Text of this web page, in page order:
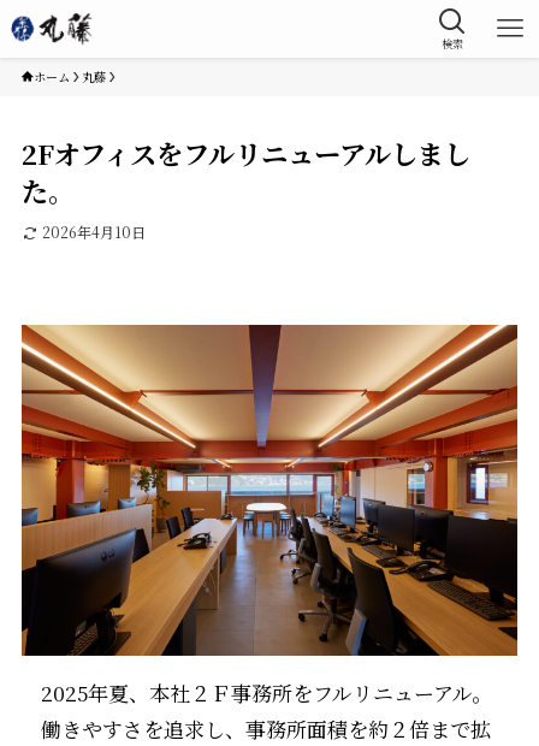
検索
ホーム 丸藤
2Fオフィスをフルリニューアルしまし
た。
2026年4月10日
2025年夏、本社２Ｆ事務所をフルリニューアル。
働きやすさを追求し、事務所面積を約２倍まで拡